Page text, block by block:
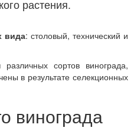
растения.
вида: столовый, технический и
сортов винограда,
в результате селекционных
винограда